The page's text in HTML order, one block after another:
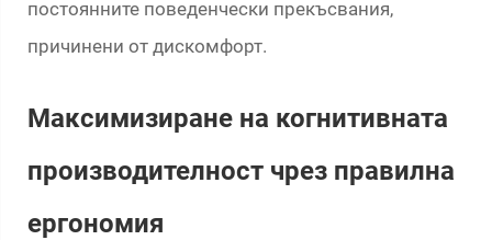
постоянните поведенчески прекъсвания,
причинени от дискомфорт.
Максимизиране на когнитивната
производителност чрез правилна
ергономия